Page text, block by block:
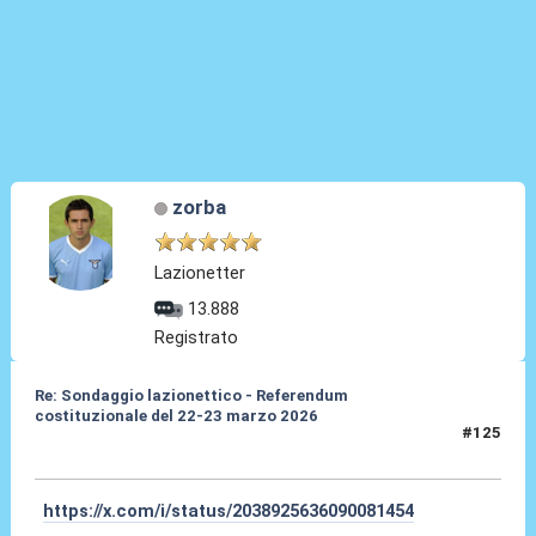
zorba
Lazionetter
13.888
Registrato
Re: Sondaggio lazionettico - Referendum
costituzionale del 22-23 marzo 2026
#125
https://x.com/i/status/2038925636090081454